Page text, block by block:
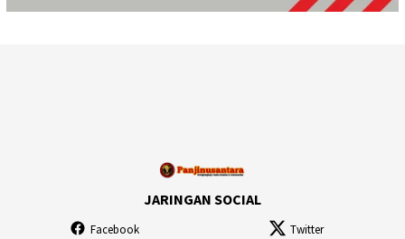
JARINGAN SOCIAL
Facebook Twitter